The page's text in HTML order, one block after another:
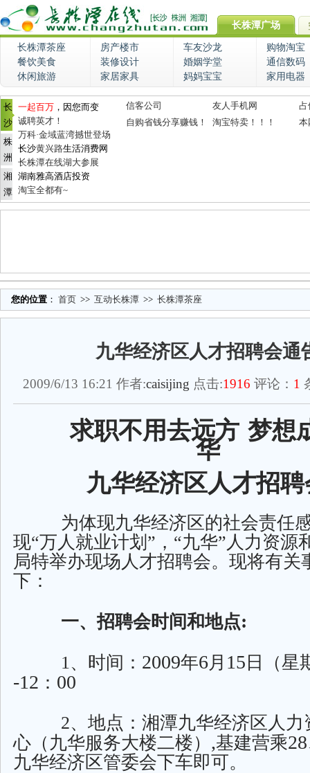
长株潭广场
长株潭茶座 房产楼市 车友沙龙
购物淘宝
餐饮美食
装修设计 婚姻学堂
通信数码
休闲旅游
家居家具 妈妈宝宝 家用电器
长
沙
株
洲
湘
潭
一起百万 ，因您而变
诚聘英才！
万科·金域蓝湾撼世登场
长沙黄兴路生活消费网
长株潭在线湖大参展
湖南雅高酒店投资
淘宝全都有~
信客公司 友人手机网
占
自购省钱分享赚钱！
淘宝特卖！！！ 本
您的位置 ： 首页 >> 互动长株潭 >> 长株潭茶座
九华经济区人才招聘会通
2009/6/13 16:21 作者:caisijing 点击:1916 评论： 1
求职不用去远方 梦想
华
九华经济区人才招
为体现九华经济区的社会责任
现“万人就业计划”，“九华”人力资源
局特举办现场人才招聘会。现将有关
下：
一、招聘会时间和地点:
1、时间： 2009年6月 15 日（星
-12 ： 00
2、地点：湘潭九华经济区人力
心（九华服务大楼二楼） ,基建营乘28
九华经济区管委会下车即可。